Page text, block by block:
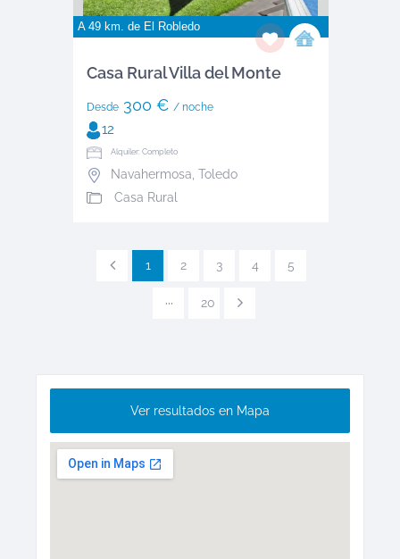
A 49 km. de El Robledo
Casa Rural Villa del Monte
Desde300 € / noche
12
Alquiler: Completo
Navahermosa, Toledo
Casa Rural
1 2 3 4 5
··· 20
Ver resultados en Mapa